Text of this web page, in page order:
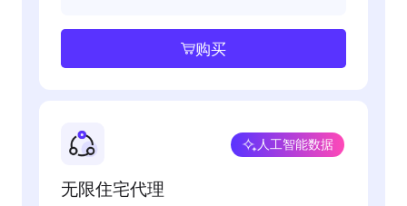
购买
无限住宅代理
人工智能数据